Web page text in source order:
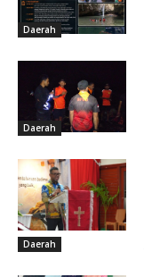
Daerah
Daerah
Daerah